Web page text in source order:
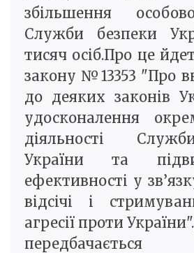
збільшення
Служби безпеки
тисяч осіб.Про це
закону №13353 "Про
до деяких законів
удосконалення
діяльності
України та
ефективності у
відсічі і
агресії проти
передбачається